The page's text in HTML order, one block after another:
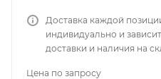
Доставка каждой
индивидуально и
доставки и наличия на
Цена по запросу